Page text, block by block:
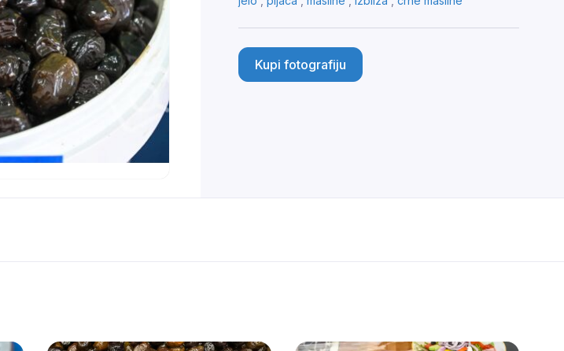
Kupi fotografiju